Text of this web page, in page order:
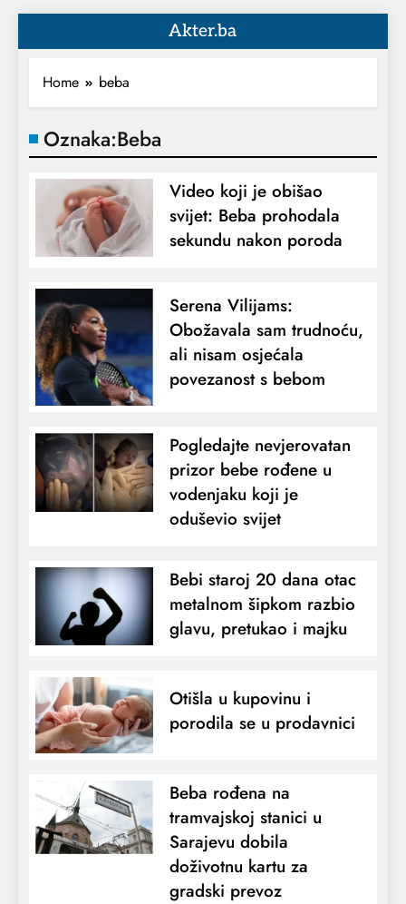
Akter.ba
Home beba
Oznaka:Beba
Video koji je obišao
svijet: Beba prohodala
sekundu nakon poroda
Serena Vilijams:
Obožavala sam trudnoću,
ali nisam osjećala
povezanost s bebom
Pogledajte nevjerovatan
prizor bebe rođene u
vodenjaku koji je
oduševio svijet
Bebi staroj 20 dana otac
metalnom šipkom razbio
glavu, pretukao i majku
Otišla u kupovinu i
porodila se u prodavnici
Beba rođena na
tramvajskoj stanici u
Sarajevu dobila
doživotnu kartu za
gradski prevoz